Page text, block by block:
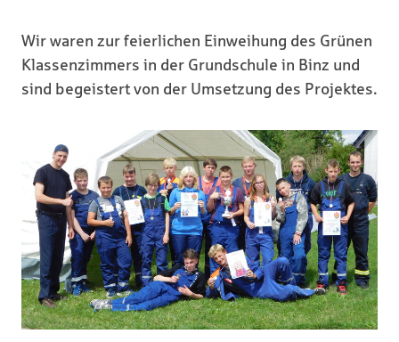
Wir waren zur feierlichen Einweihung des Grünen
Klassenzimmers in der Grundschule in Binz und
sind begeistert von der Umsetzung des Projektes.